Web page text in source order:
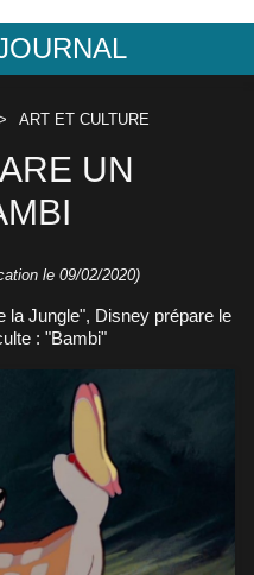
ART ET CULTURE
UN
le 09/02/2020)
la Jungle", Disney prépare le
: "Bambi"